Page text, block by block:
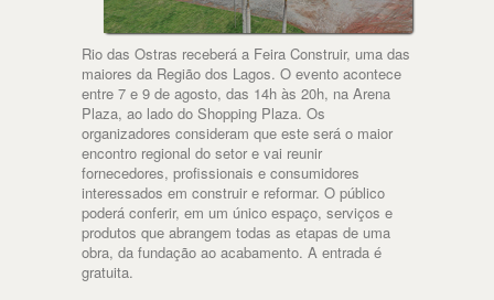
Rio das Ostras receberá a Feira Construir, uma das
maiores da Região dos Lagos. O evento acontece
entre 7 e 9 de agosto, das 14h às 20h, na Arena
Plaza, ao lado do Shopping Plaza. Os
organizadores consideram que este será o maior
encontro regional do setor e vai reunir
fornecedores, profissionais e consumidores
interessados em construir e reformar. O público
poderá conferir, em um único espaço, serviços e
produtos que abrangem todas as etapas de uma
obra, da fundação ao acabamento. A entrada é
gratuita.